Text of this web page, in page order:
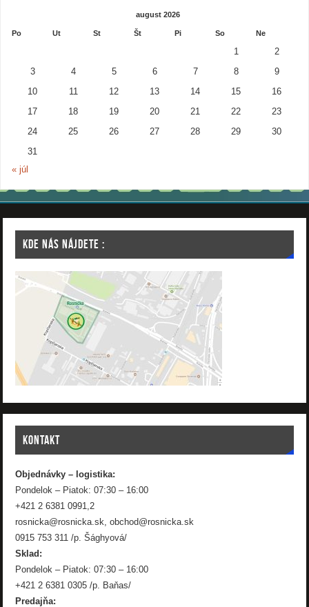
august 2026
Po Ut St Št Pi So Ne
1 2
3 4 5 6 7 8 9
10 11 12 13 14 15 16
17 18 19 20 21 22 23
24 25 26 27 28 29 30
31
« júl
KDE NÁS NÁJDETE :
KONTAKT
Objednávky – logistika:
Pondelok – Piatok: 07:30 – 16:00
+421 2 6381 0991,2
rosnicka@rosnicka.sk, obchod@rosnicka.sk
0915 753 311 /p. Šághyová/
Sklad:
Pondelok – Piatok: 07:30 – 16:00
+421 2 6381 0305 /p. Baňas/
Predajňa: